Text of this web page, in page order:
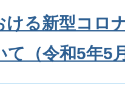
ける新型コロ
て（令和5年5